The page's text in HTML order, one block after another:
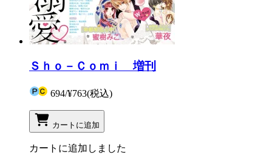
Ｓｈｏ－Ｃｏｍｉ 増刊
694/¥763(税込)
カートに追加
カートに追加しました